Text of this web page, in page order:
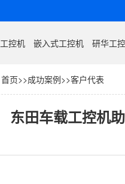
工控机 嵌入式工控机 研华工
首页>>成功案例>>客户代表
东田车载工控机